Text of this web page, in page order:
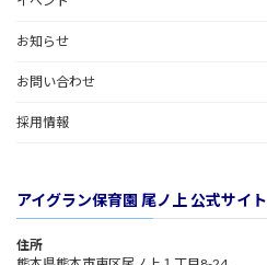
お知らせ
お問い合わせ
採用情報
アイグラン保育園 尾ノ上 公式サイト
住所